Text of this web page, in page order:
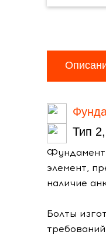
Тип
элемент,
наличие
Болты